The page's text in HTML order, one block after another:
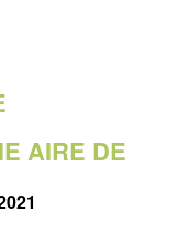
AIRE DE